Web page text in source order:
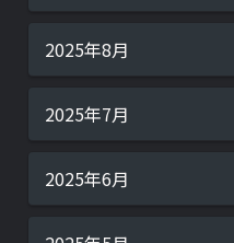
2025年8月
2025年7月
2025年6月